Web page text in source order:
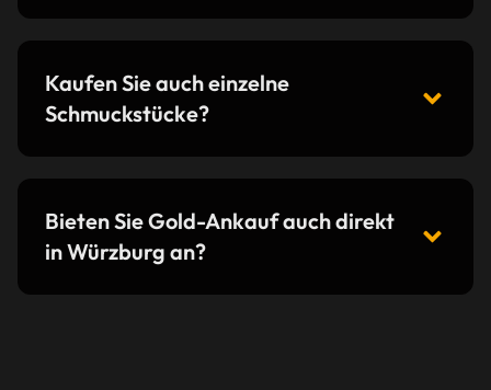
Kaufen Sie auch einzelne
Schmuckstücke?
Bieten Sie Gold-Ankauf auch direkt
in Würzburg an?